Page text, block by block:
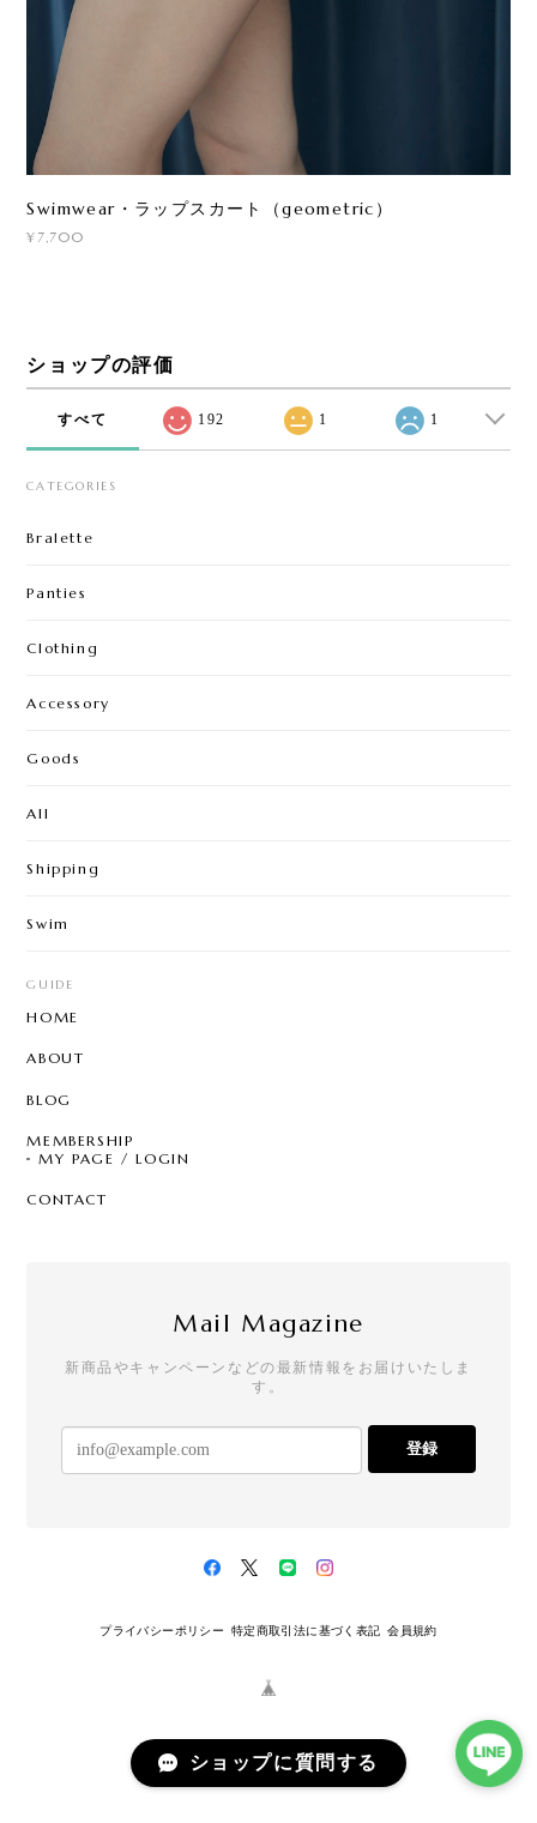
Swimwear・ラップスカート（geometric）
¥7,700
ショップの評価
すべて 192 1 1
CATEGORIES
Bralette
Panties
Clothing
Accessory
Goods
All
Shipping
Swim
GUIDE
HOME
ABOUT
BLOG
MEMBERSHIP
MY PAGE / LOGIN
CONTACT
Mail Magazine
新商品やキャンペーンなどの最新情報をお届けいたしま
す。
登録
プライバシーポリシー 特定商取引法に基づく表記 会員規約
ショップに質問する